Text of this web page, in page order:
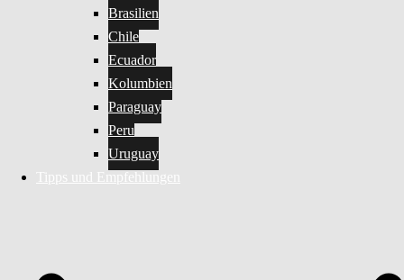
Brasilien
Chile
Ecuador
Kolumbien
Paraguay
Peru
Uruguay
Tipps und Empfehlungen